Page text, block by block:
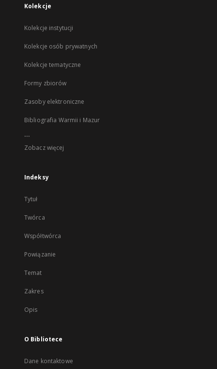
Kolekcje
Kolekcje instytucji
Kolekcje osób prywatnych
Kolekcje tematyczne
Formy zbiorów
Zasoby elektroniczne
Bibliografia Warmii i Mazur
...
Zobacz więcej
Indeksy
Tytuł
Twórca
Współtwórca
Powiązanie
Temat
Zakres
Opis
O Bibliotece
Dane kontaktowe